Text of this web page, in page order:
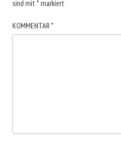
sind mit*markiert
KOMMENTAR*